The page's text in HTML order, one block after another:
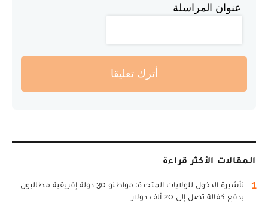
عنوان المراسلة
أترك تعليقا
المقالات الأكثر قراءة
1
تأشيرة الدخول للولايات المتحدة: مواطنو 30 دولة إفريقية مطالبون
بدفع كفالة تصل إلى 20 ألف دولار